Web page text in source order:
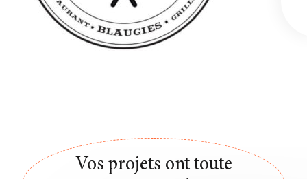
Vos projets ont toute